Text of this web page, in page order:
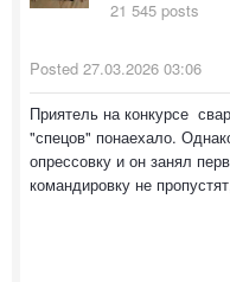
21 545 posts
Posted 27.03.2026 03:06
Приятель на конкурсе
"спецов" понаехало.
опрессовку и он занял
командировку не